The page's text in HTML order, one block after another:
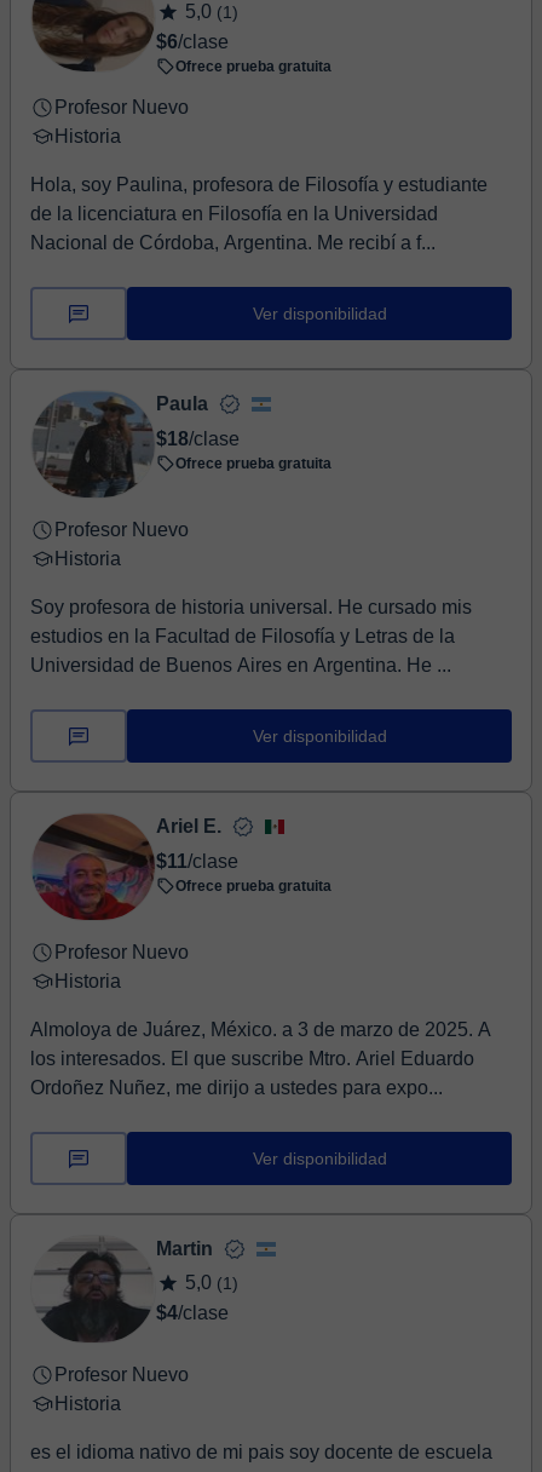
5,0 (1)
$6/clase
Ofrece prueba gratuita
Profesor Nuevo
Historia
Hola, soy Paulina, profesora de Filosofía y estudiante
de la licenciatura en Filosofía en la Universidad
Nacional de Córdoba, Argentina. Me recibí a f...
Ver disponibilidad
Paula
$18/clase
Ofrece prueba gratuita
Profesor Nuevo
Historia
Soy profesora de historia universal. He cursado mis
estudios en la Facultad de Filosofía y Letras de la
Universidad de Buenos Aires en Argentina. He ...
Ver disponibilidad
Ariel E.
$11/clase
Ofrece prueba gratuita
Profesor Nuevo
Historia
Almoloya de Juárez, México. a 3 de marzo de 2025. A
los interesados. El que suscribe Mtro. Ariel Eduardo
Ordoñez Nuñez, me dirijo a ustedes para expo...
Ver disponibilidad
Martin
5,0 (1)
$4/clase
Profesor Nuevo
Historia
es el idioma nativo de mi pais soy docente de escuela